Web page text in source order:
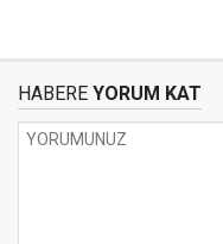
HABERE YORUM KAT